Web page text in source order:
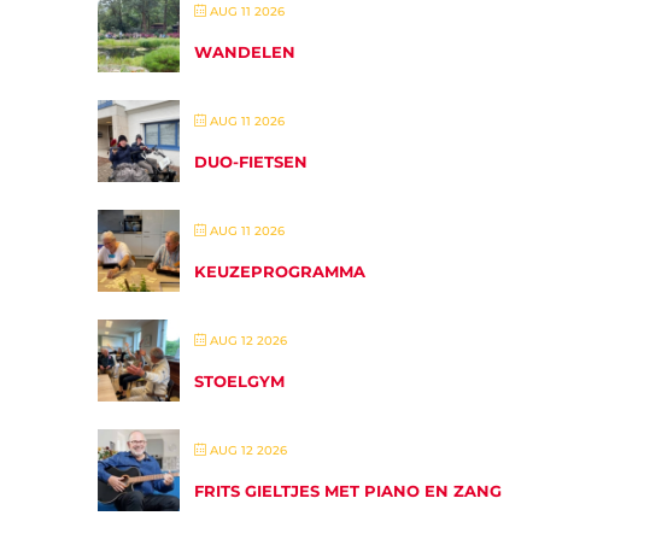
AUG 11 2026
WANDELEN
AUG 11 2026
DUO-FIETSEN
AUG 11 2026
KEUZEPROGRAMMA
AUG 12 2026
STOELGYM
AUG 12 2026
FRITS GIELTJES MET PIANO EN ZANG